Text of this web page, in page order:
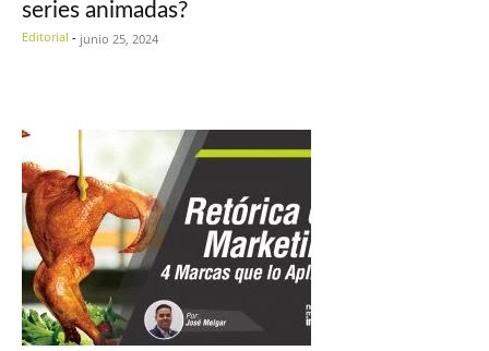
series animadas?
Editorial - junio 25, 2024